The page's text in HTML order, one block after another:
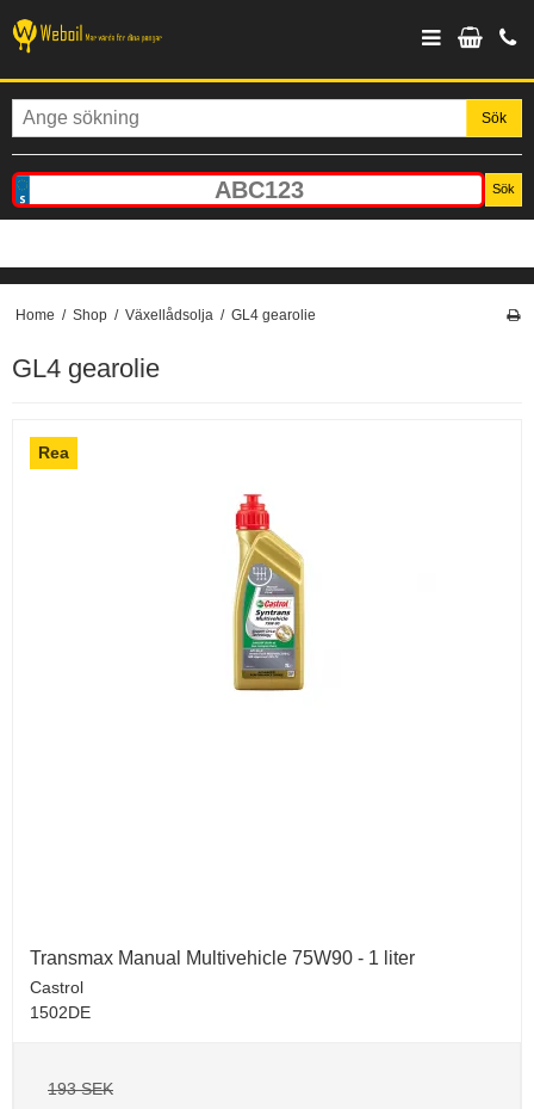
Sök
Sök
Home / Shop / Växellådsolja / GL4 gearolie
GL4 gearolie
Rea
Transmax Manual Multivehicle 75W90 - 1 liter
Castrol
1502DE
193 SEK